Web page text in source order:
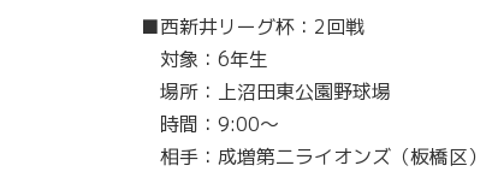
■西新井リーグ杯：2回戦
対象：6年生
場所：上沼田東公園野球場
時間：9:00～
相手：成増第二ライオンズ（板橋区）